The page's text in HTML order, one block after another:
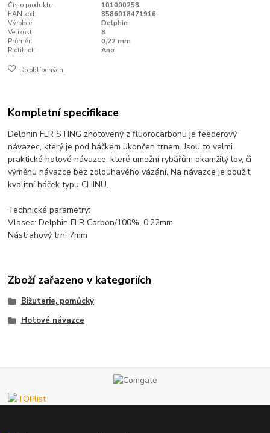
Číslo produktu:
101000258
EAN kód:
8586018471916
Výrobce:
Delphin
Velikost:
8
Průměr:
0,22 mm
Protihrot:
Ano
Do oblíbených
Kompletní specifikace
Delphin FLR STING zhotovený z fluorocarbonu je feederový
návazec, který je pod háčkem ukončen trnem. Jsou to velmi
praktické hotové návazce, které umožní rybářům okamžitý lov, či
výměnu návazce bez zdlouhavého vázání. Na návazce je použit
kvalitní háček typu CHINU.
Technické parametry:
Vlasec: Delphin FLR Carbon/100%, 0.22mm
Nástrahový trn: 7mm
Zboží zařazeno v kategoriích
Bižuterie, pomůcky
Hotové návazce